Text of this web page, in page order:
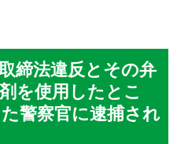
締法違反とその弁
を使用したとこ
警察官に逮捕され